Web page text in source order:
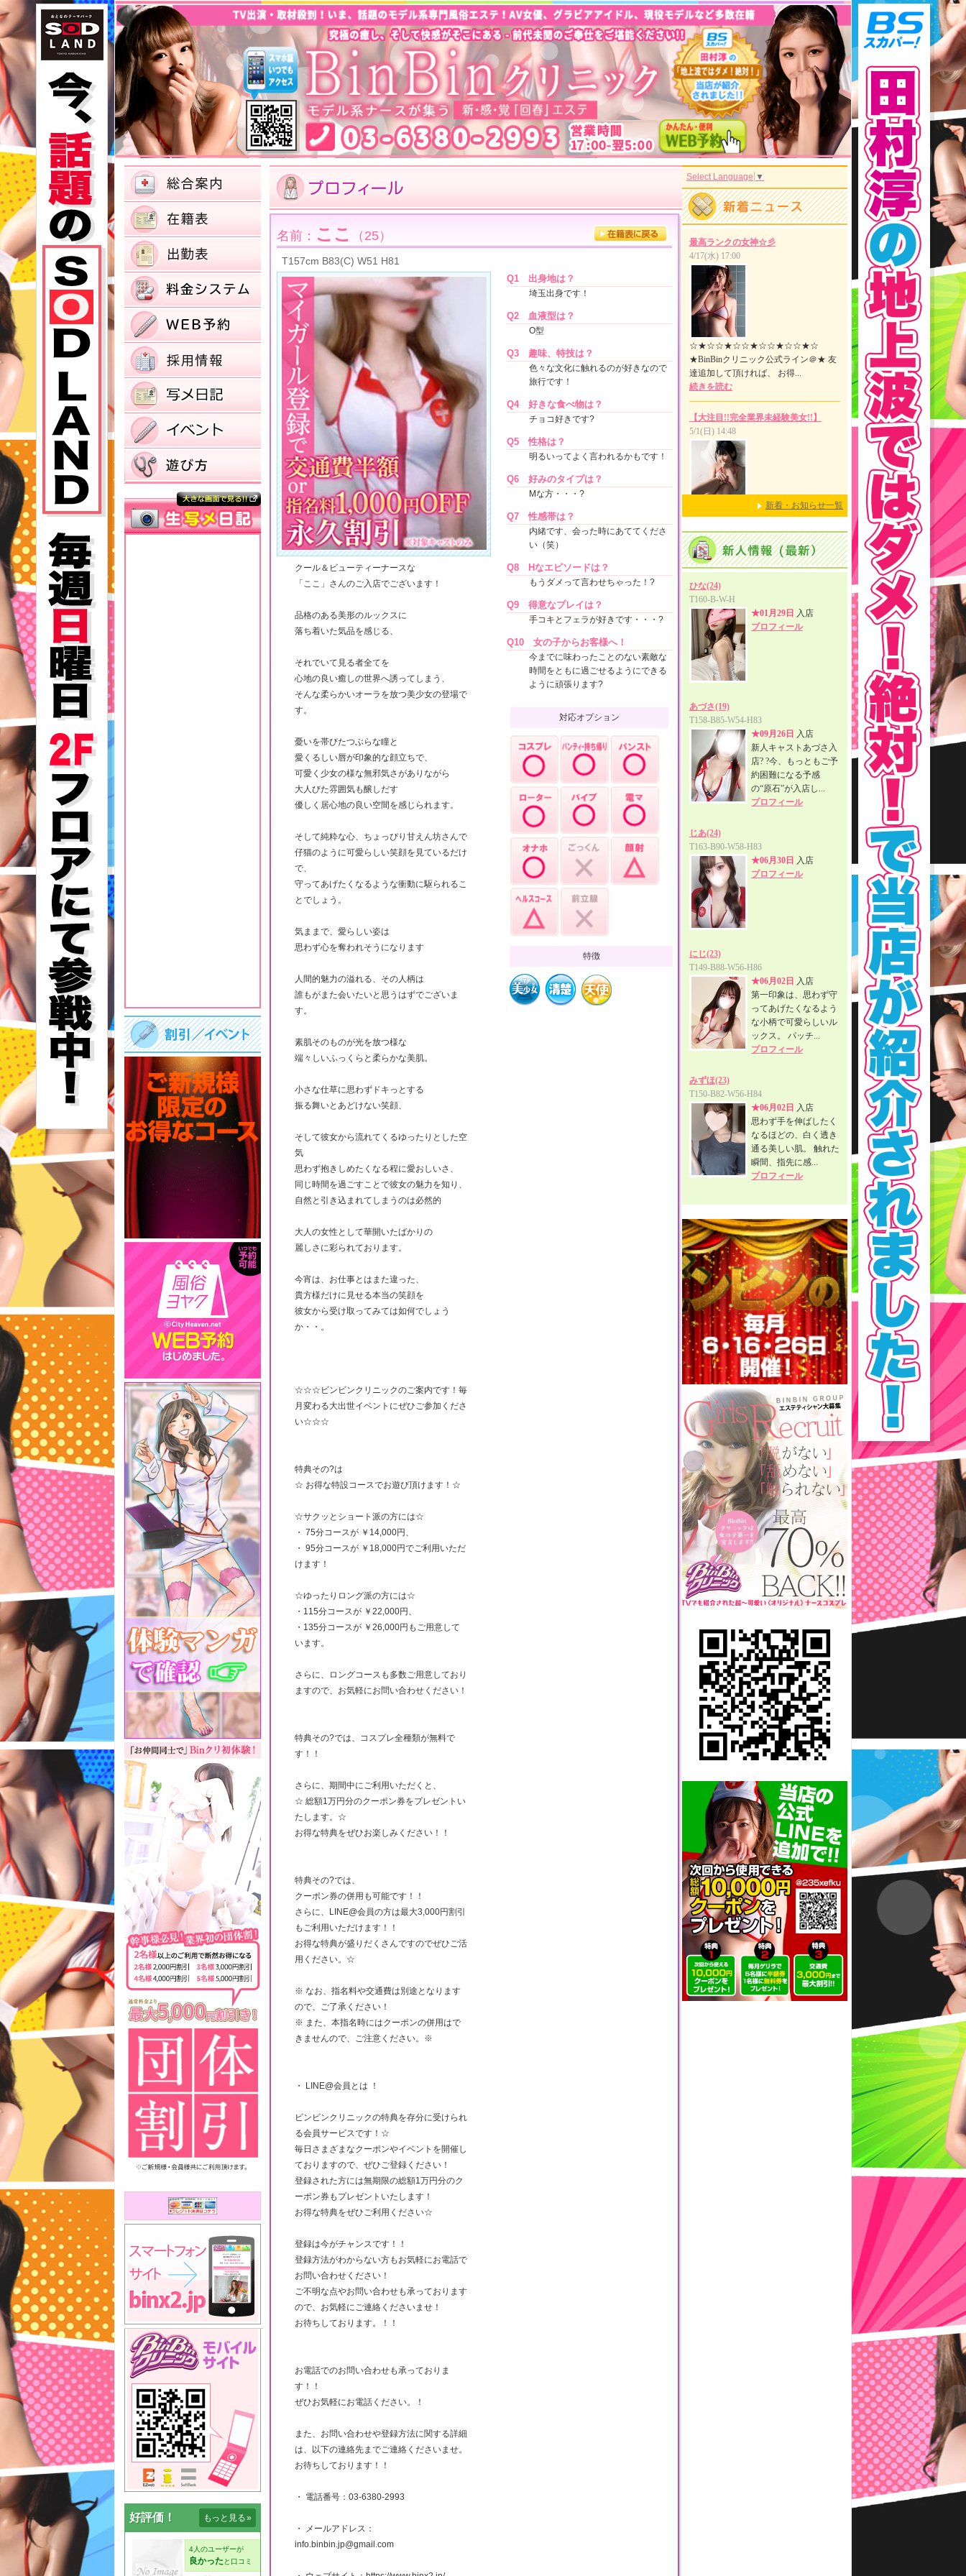
好評価！ もっと見る»
名前： ここ （25）
T157cm B83(C) W51 H81
クール＆ビューティーナースな
「ここ」さんのご入店でございます！
品格のある美形のルックスに
落ち着いた気品を感じる、
それでいて見る者全てを
心地の良い癒しの世界へ誘ってしまう、
そんな柔らかいオーラを放つ美少女の登場で
す。
憂いを帯びたつぶらな瞳と
愛くるしい唇が印象的な顔立ちで、
可愛く少女の様な無邪気さがありながら
大人びた雰囲気も醸しだす
優しく居心地の良い空間を感じられます。
そして純粋な心、ちょっぴり甘えん坊さんで
仔猫のように可愛らしい笑顔を見ているだけ
で、
守ってあげたくなるような衝動に駆られるこ
とでしょう。
気ままで、愛らしい姿は
思わず心を奪われそうになります
人間的魅力の溢れる、その人柄は
誰もがまた会いたいと思うはずでございま
す。
素肌そのものが光を放つ様な
端々しいふっくらと柔らかな美肌。
小さな仕草に思わずドキっとする
振る舞いとあどけない笑顔、
そして彼女から流れてくるゆったりとした空
気
思わず抱きしめたくなる程に愛おしいさ、
同じ時間を過ごすことで彼女の魅力を知り、
自然と引き込まれてしまうのは必然的
大人の女性として華開いたばかりの
麗しさに彩られております。
今宵は、お仕事とはまた違った、
貴方様だけに見せる本当の笑顔を
彼女から受け取ってみては如何でしょう
か・・。
☆☆☆ビンビンクリニックのご案内です！毎
月変わる大出世イベントにぜひご参加くださ
い☆☆☆
特典その?は
☆ お得な特設コースでお遊び頂けます！☆
☆サクッとショート派の方には☆
・ 75分コースが ￥14,000円、
・ 95分コースが ￥18,000円でご利用いただ
けます！
☆ゆったりロング派の方には☆
・115分コースが ￥22,000円、
・135分コースが ￥26,000円もご用意して
います。
さらに、ロングコースも多数ご用意しており
ますので、お気軽にお問い合わせください！
特典その?では、コスプレ全種類が無料で
す！！
さらに、期間中にご利用いただくと、
☆ 総額1万円分のクーポン券をプレゼントい
たします。☆
お得な特典をぜひお楽しみください！！
特典その?では、
クーポン券の併用も可能です！！
さらに、LINE@会員の方は最大3,000円割引
もご利用いただけます！！
お得な特典が盛りだくさんですのでぜひご活
用ください。☆
※ なお、指名料や交通費は別途となります
ので、ご了承ください！
※ また、本指名時にはクーポンの併用はで
きませんので、ご注意ください。※
・ LINE@会員とは ！
ビンビンクリニックの特典を存分に受けられ
る会員サービスです！☆
毎日さまざまなクーポンやイベントを開催し
ておりますので、ぜひご登録ください！
登録された方には無期限の総額1万円分のク
ーポン券もプレゼントいたします！
お得な特典をぜひご利用ください☆
登録は今がチャンスです！！
登録方法がわからない方もお気軽にお電話で
お問い合わせください！
ご不明な点やお問い合わせも承っております
ので、お気軽にご連絡くださいませ！
お待ちしております。！！
お電話でのお問い合わせも承っておりま
す！！
ぜひお気軽にお電話ください。！
また、お問い合わせや登録方法に関する詳細
は、以下の連絡先までご連絡くださいませ。
お待ちしております！！
・ 電話番号：03-6380-2993
・ メールアドレス：
info.binbin.jp@gmail.com
Q1 出身地は？
埼玉出身です！
Q2 血液型は？
O型
Q3 趣味、特技は？
色々な文化に触れるのが好きなので
旅行です！
Q4 好きな食べ物は？
チョコ好きです?
Q5 性格は？
明るいってよく言われるかもです！
Q6 好みのタイプは？
Mな方・・・?
Q7 性感帯は？
内緒です、会った時にあててくださ
い（笑）
Q8 Hなエピソードは？
もうダメって言わせちゃった！?
Q9 得意なプレイは？
手コキとフェラが好きです・・・?
Q10 女の子からお客様へ！
今までに味わったことのない素敵な
時間をともに過ごせるようにできる
ように頑張ります?
対応オプション
特徴
Select Language ▼
新着・お知らせ一覧